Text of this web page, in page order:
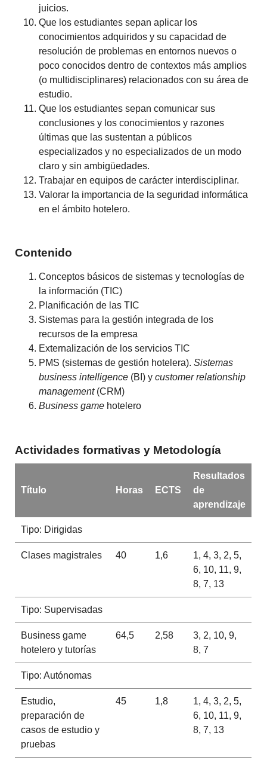
juicios.
Que los estudiantes sepan aplicar los
conocimientos adquiridos y su capacidad de
resolución de problemas en entornos nuevos o
poco conocidos dentro de contextos más amplios
(o multidisciplinares) relacionados con su área de
estudio.
Que los estudiantes sepan comunicar sus
conclusiones y los conocimientos y razones
últimas que las sustentan a públicos
especializados y no especializados de un modo
claro y sin ambigüedades.
Trabajar en equipos de carácter interdisciplinar.
Valorar la importancia de la seguridad informática
en el ámbito hotelero.
Contenido
Conceptos básicos de sistemas y tecnologías de
la información (TIC)
Planificación de las TIC
Sistemas para la gestión integrada de los
recursos de la empresa
Externalización de los servicios TIC
PMS (sistemas de gestión hotelera).Sistemas
business intelligence (BI) ycustomer relationship
management(CRM)
Business game hotelero
Actividades formativas y Metodología
Título Horas ECTS
Resultados
de
aprendizaje
Tipo: Dirigidas
Clases magistrales 40 1,6
1, 4, 3, 2, 5,
6, 10, 11, 9,
8, 7, 13
Tipo: Supervisadas
Business game
hotelero y tutorías
64,5 2,58
3, 2, 10, 9,
8, 7
Tipo: Autónomas
Estudio,
preparación de
casos de estudio y
pruebas
45 1,8
1, 4, 3, 2, 5,
6, 10, 11, 9,
8, 7, 13